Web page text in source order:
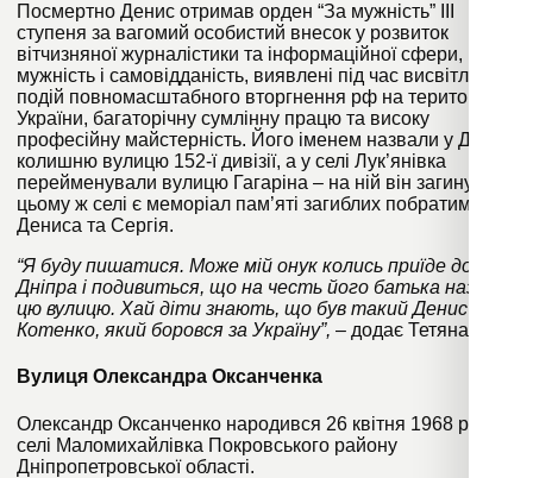
Посмертно Денис отримав орден “За мужність” III
ступеня за вагомий особистий внесок у розвиток
вітчизняної журналістики та інформаційної сфери,
мужність і самовідданість, виявлені під час висвітлення
подій повномасштабного вторгнення рф на територію
України, багаторічну сумлінну працю та високу
професійну майстерність. Його іменем назвали у Дніпрі
колишню вулицю 152-ї дивізії, а у селі Лук’янівка
перейменували вулицю Гагаріна – на ній він загинув. У
цьому ж селі є меморіал пам’яті загиблих побратимів
Дениса та Сергія.
“Я буду пишатися. Може мій онук колись приїде до
Дніпра і подивиться, що на честь його батька назвали
цю вулицю. Хай діти знають, що був такий Денис
Котенко, який боровся за Україну”, – додає Тетяна.
Вулиця Олександра Оксанченка
Олександр Оксанченко народився 26 квітня 1968 року в
селі Маломихайлівка Покровського району
Дніпропетровської області.